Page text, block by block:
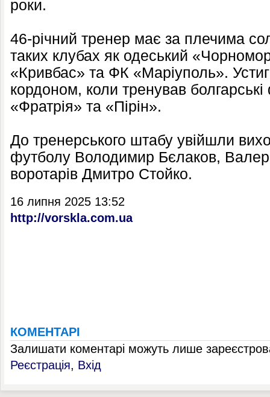
роки.
46-річний тренер має за плечима
таких клубах як одеський
«Кривбас» та ФК «Маріуполь».
кордоном, коли тренував
«Фратрія» та «Пірін».
До тренерського штабу увійшли
футболу Володимир Бєлаков,
воротарів Дмитро Стойко.
16 липня 2025 13:52
http://vorskla.com.ua
КОМЕНТАРІ
Залишати коментарі можуть лише
Реєстрація, Вхід